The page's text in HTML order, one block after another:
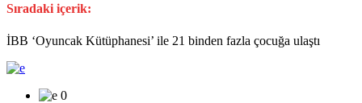
Sıradaki içerik:
İBB ‘Oyuncak Kütüphanesi’ ile 21 binden fazla çocuğa ulaştı
0